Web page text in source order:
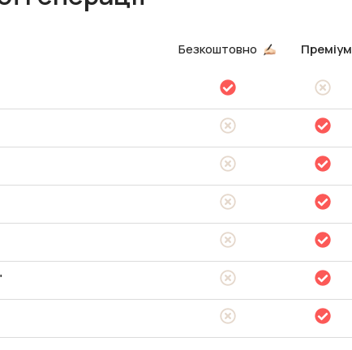
Безкоштовно Преміум